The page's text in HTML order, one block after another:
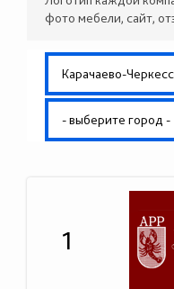
фото мебели, сайт,
Карачаево-
- выберите город -
1